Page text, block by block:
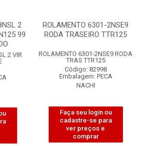
2
99
2 VIR
ROLAMENTO 6301-2NSE9
RODA TRASEIRO TTR125
ROLAMENTO 6301-2NSE9 RODA
TRAS TTR125
Código: 82998
Embalagem: PECA
NACHI
Faça seu login ou
cadastre-se para
ver preços e
comprar